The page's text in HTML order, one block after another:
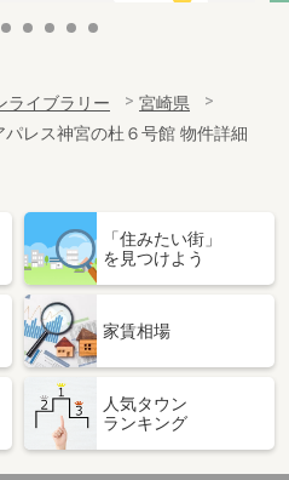
ライブラリー
宮崎県
パレス神宮の杜６号館 物件詳細
「住みたい街」
を見つけよう
家賃相場
人気タウン
ランキング